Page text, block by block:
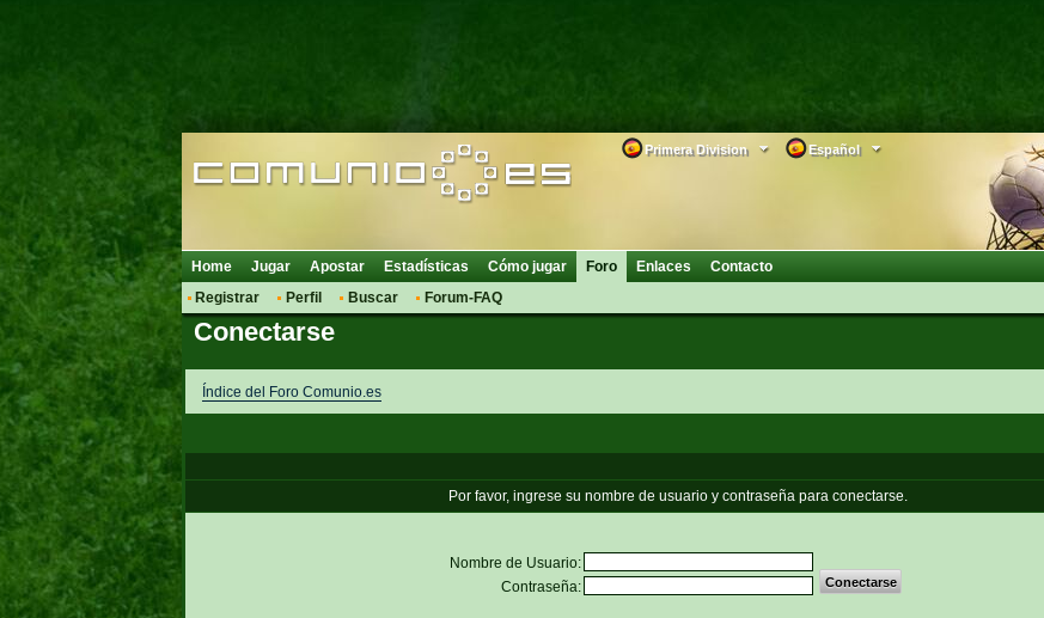
Español
Primera Division
Home Jugar Apostar Estadísticas Cómo jugar
Foro
Registrar
Perfil Buscar Forum-FAQ
Enlaces Contacto
Conectarse
Índice del Foro Comunio.es
Por favor, ingrese su nombre de usuario y contraseña para conectarse.
Nombre de Usuario:
Contraseña: